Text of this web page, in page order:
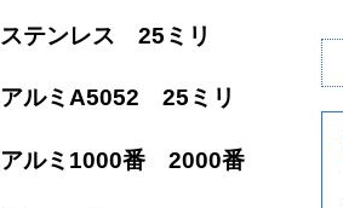
ステンレス 25ミリ
アルミA5052 25ミリ
アルミ1000番 2000番